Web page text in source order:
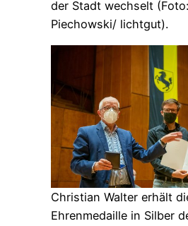
der Stadt wechselt
Piechowski/ lichtgut).
Christian Walter erhält
Ehrenmedaille in Silber